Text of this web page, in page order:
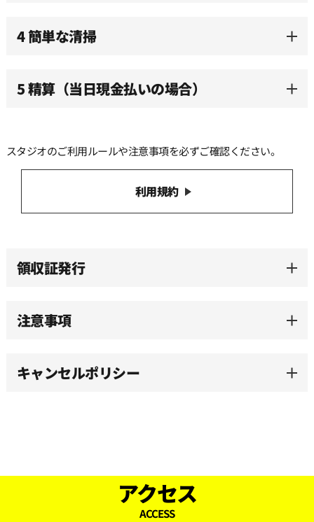
12:00
16:00
4 簡単な清掃
5 精算（当日現金払いの場合）
スタジオのご利用ルールや注意事項を必ずご確認ください。
利用規約
領収証発行
注意事項
キャンセルポリシー
アクセス
ACCESS